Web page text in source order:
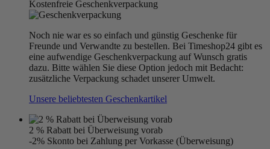
Kostenfreie Geschenkverpackung
Noch nie war es so einfach und günstig Geschenke für
Freunde und Verwandte zu bestellen. Bei Timeshop24 gibt es
eine aufwendige Geschenkverpackung auf Wunsch gratis
dazu. Bitte wählen Sie diese Option jedoch mit Bedacht:
zusätzliche Verpackung schadet unserer Umwelt.
Unsere beliebtesten Geschenkartikel
2 % Rabatt bei Überweisung vorab
-2% Skonto bei Zahlung per Vorkasse (Überweisung)